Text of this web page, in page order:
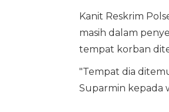
Kanit Reskrim
masih dalam
tempat korban
"Tempat dia
Suparmin kepada